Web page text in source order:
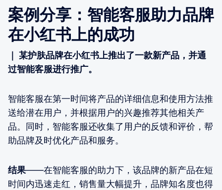
案例分享：智能客服助力品牌
在小红书上的成功
｜ 某护肤品牌在小红书上推出了一款新产品，并通
过智能客服进行推广。
智能客服在第一时间将产品的详细信息和使用方法推
送给潜在用户，并根据用户的兴趣推荐其他相关产
品。同时，智能客服还收集了用户的反馈和评价，帮
助品牌及时优化产品和服务。
结果——在智能客服的助力下，该品牌的新产品在短
时间内迅速走红，销售量大幅提升，品牌知名度也得